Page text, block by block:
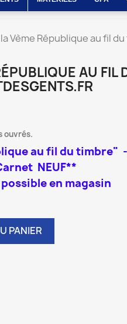
Vème République au fil
AU FIL
ouvrés.
au fil du timbre"
NEUF**
en magasin
PANIER